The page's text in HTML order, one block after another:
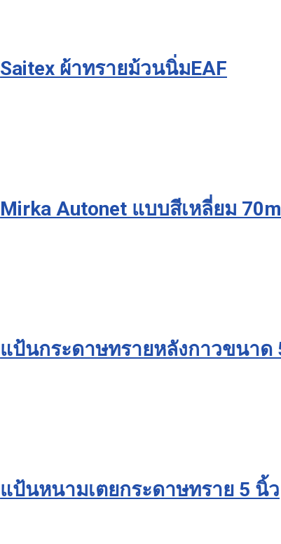
Saitex ผ้าทรายม้วนนิ่มEAF
Mirka Autonet แบบสีเหลี่ยม
แป้นกระดาษทรายหลังกาวขนาด
แป้นหนามเตยกระดาษทราย 5 นิ้ว